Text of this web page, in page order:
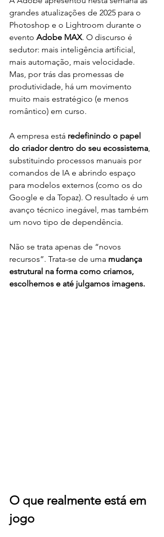
grandes atualizações de 2025 para o
Photoshop e o Lightroom durante o
evento Adobe MAX. O discurso é
sedutor: mais inteligência artificial,
mais automação, mais velocidade.
Mas, por trás das promessas de
produtividade, há um movimento
muito mais estratégico (e menos
romântico) em curso.
A empresa está redefinindo o papel
do criador dentro do seu ecossistema,
substituindo processos manuais por
comandos de IA e abrindo espaço
para modelos externos (como os do
Google e da Topaz). O resultado é um
avanço técnico inegável, mas também
um novo tipo de dependência.
Não se trata apenas de “novos
recursos”. Trata-se de uma mudança
estrutural na forma como criamos,
escolhemos e até julgamos imagens.
O que realmente está em
jogo